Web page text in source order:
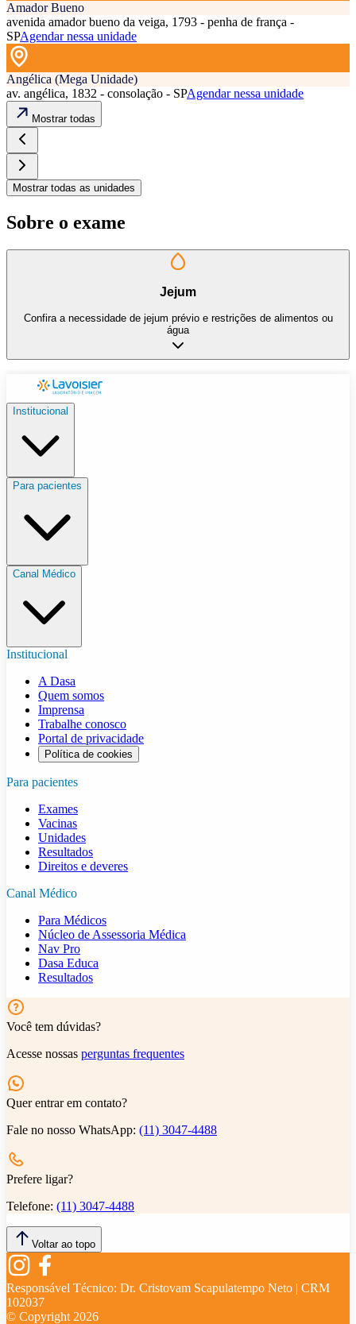
Amador Bueno
avenida amador bueno da veiga, 1793 - penha de frança -
SPAgendar nessa unidade
Angélica (Mega Unidade)
av. angélica, 1832 - consolação - SPAgendar nessa unidade
Mostrar todas
Mostrar todas as unidades
Sobre o exame
Jejum
Confira a necessidade de jejum prévio e restrições de alimentos ou
água
Institucional
Para pacientes
Canal Médico
Institucional
A Dasa
Quem somos
Imprensa
Trabalhe conosco
Portal de privacidade
Política de cookies
Para pacientes
Exames
Vacinas
Unidades
Resultados
Direitos e deveres
Canal Médico
Para Médicos
Núcleo de Assessoria Médica
Nav Pro
Dasa Educa
Resultados
Você tem dúvidas?
Acesse nossas perguntas frequentes
Quer entrar em contato?
Fale no nosso WhatsApp: (11) 3047-4488
Prefere ligar?
Telefone: (11) 3047-4488
Voltar ao topo
Responsável Técnico: Dr. Cristovam Scapulatempo Neto | CRM
102037
© Copyright2026